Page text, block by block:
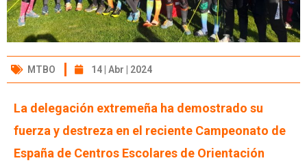
MTBO 14 | Abr | 2024
La delegación extremeña ha demostrado su
fuerza y destreza en el reciente Campeonato de
España de Centros Escolares de Orientación